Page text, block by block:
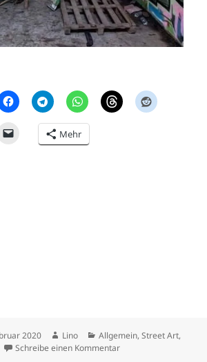
Mehr
2020 Autor
Lino Kategorien
Allgemein,Street Art,
Schreibe einen Kommentarzu Vielfalt #Grafitti